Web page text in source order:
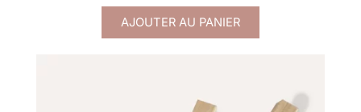
AJOUTER AU PANIER